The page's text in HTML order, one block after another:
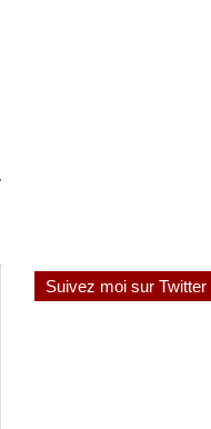
Suivez moi sur Twitter